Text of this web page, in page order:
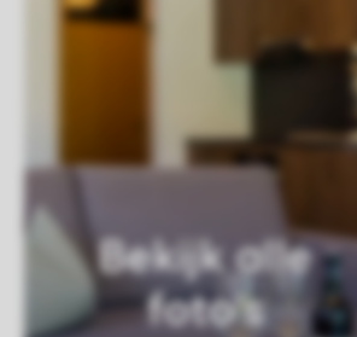
Bekijk alle
foto's